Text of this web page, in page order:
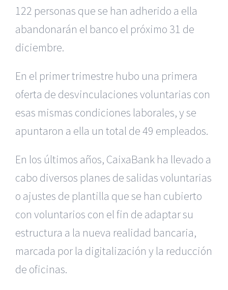
122 personas que se han adherido a ella
abandonarán el banco el próximo 31 de
diciembre.
En el primer trimestre hubo una primera
oferta de desvinculaciones voluntarias con
esas mismas condiciones laborales, y se
apuntaron a ella un total de 49 empleados.
En los últimos años, CaixaBank ha llevado a
cabo diversos planes de salidas voluntarias
o ajustes de plantilla que se han cubierto
con voluntarios con el fin de adaptar su
estructura a la nueva realidad bancaria,
marcada por la digitalización y la reducción
de oficinas.